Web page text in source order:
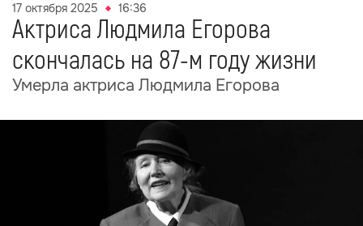
17 октября 2025 16:36
Актриса Людмила Егорова
скончалась на 87-м году жизни
Умерла актриса Людмила Егорова